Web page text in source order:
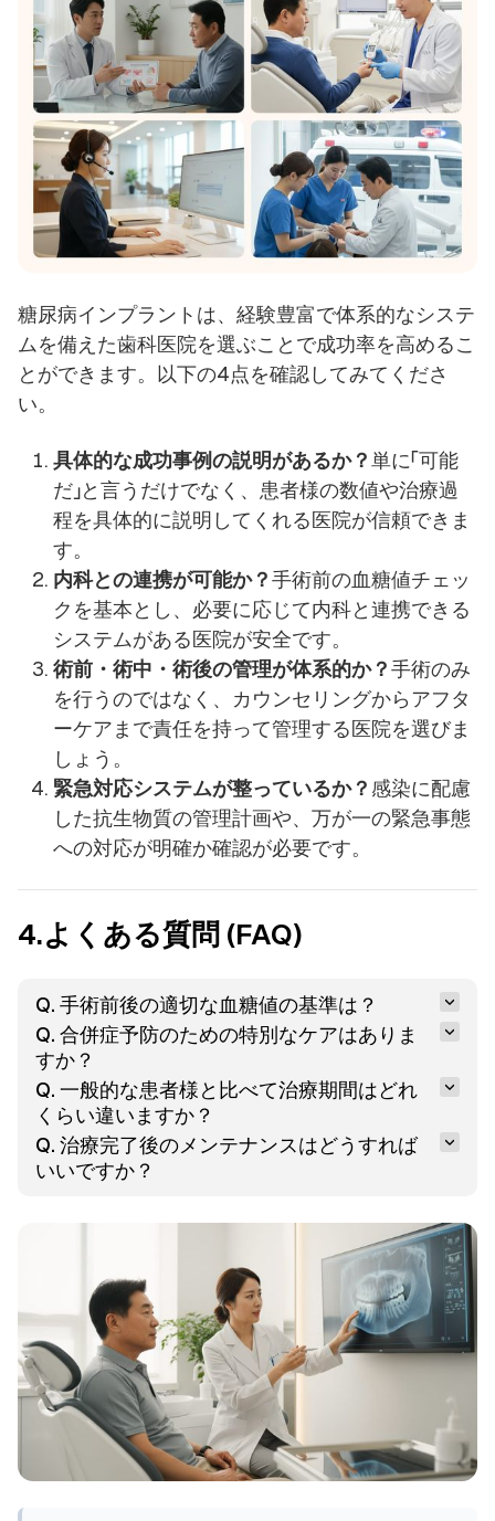
糖尿病インプラントは、経験豊富で体系的なシステ
ムを備えた歯科医院を選ぶことで成功率を高めるこ
とができます。以下の4点を確認してみてくださ
い。
具体的な成功事例の説明があるか？単に「可能
だ」と言うだけでなく、患者様の数値や治療過
程を具体的に説明してくれる医院が信頼できま
す。
内科との連携が可能か？手術前の血糖値チェッ
クを基本とし、必要に応じて内科と連携できる
システムがある医院が安全です。
術前・術中・術後の管理が体系的か？手術のみ
を行うのではなく、カウンセリングからアフタ
ーケアまで責任を持って管理する医院を選びま
しょう。
緊急対応システムが整っているか？ 感染に配慮
した抗生物質の管理計画や、万が一の緊急事態
への対応が明確か確認が必要です。
4.よくある質問 (FAQ)
Q. 手術前後の適切な血糖値の基準は？
Q. 合併症予防のための特別なケアはありま
すか？
Q. 一般的な患者様と比べて治療期間はどれ
くらい違いますか？
Q. 治療完了後のメンテナンスはどうすれば
いいですか？